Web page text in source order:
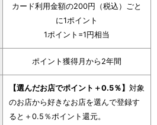
カード利用金額の200円（税込）ごと
に1ポイント
1ポイント=1円相当
ポイント獲得月から2年間
【選んだお店でポイント＋0.5％】 対象
のお店から好きなお店を選んで登録す
ると＋0.5％ポイント還元。